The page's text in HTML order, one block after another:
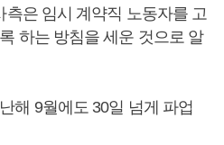
측은 임시 계약직 노동자를 고
하는 방침을 세운 것으로 알
해 9월에도 30일 넘게 파업